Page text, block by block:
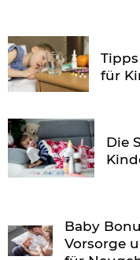
für
Die
Baby
Vorsorge